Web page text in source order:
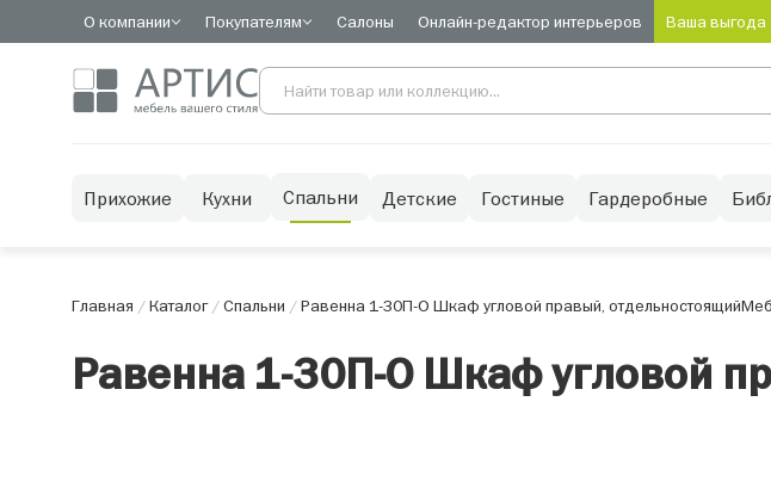
О компании Покупателям Салоны Онлайн-редактор интерьеров Ваша выгода
Прихожие Кухни Спальни Детские Гостиные Гардеробные
Главная /Каталог/Спальни /Равенна 1-30П-О Шкаф угловой правый, отдельностоящий
Равенна 1-30П-О Шкаф угловой